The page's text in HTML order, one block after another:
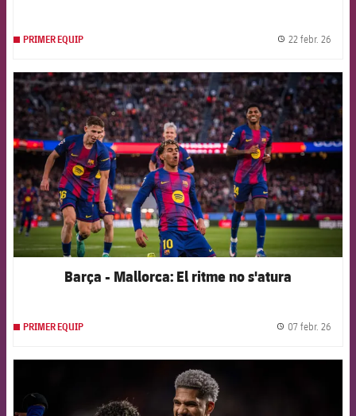
PRIMER EQUIP 22 febr. 26
FCB Barcelona badge
Barça - Mallorca: El ritme no s'atura
PRIMER EQUIP 07 febr. 26
FCB Barcelona badge